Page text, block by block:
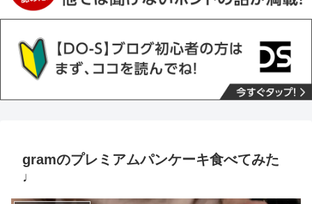
gramのプレミアムパンケーキ食べてみた
♩